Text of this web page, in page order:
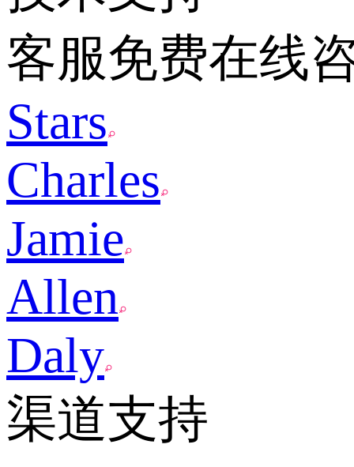
客服免费在线
Stars
Charles
Jamie
Allen
Daly
渠道支持